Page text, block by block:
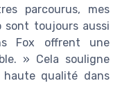
parcourus, mes
sont toujours aussi
Fox offrent une
» Cela souligne
haute qualité dans